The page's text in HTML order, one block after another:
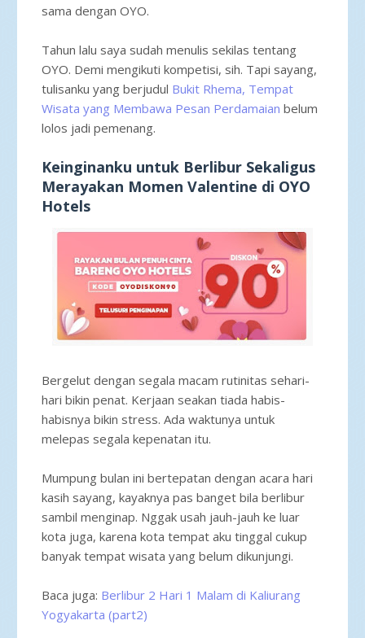
sama dengan OYO.
Tahun lalu saya sudah menulis sekilas tentang
OYO. Demi mengikuti kompetisi, sih. Tapi sayang,
tulisanku yang berjudul Bukit Rhema, Tempat
Wisata yang Membawa Pesan Perdamaian belum
lolos jadi pemenang.
Keinginanku untuk Berlibur Sekaligus
Merayakan Momen Valentine di OYO
Hotels
Bergelut dengan segala macam rutinitas sehari-
hari bikin penat. Kerjaan seakan tiada habis-
habisnya bikin stress. Ada waktunya untuk
melepas segala kepenatan itu.
Mumpung bulan ini bertepatan dengan acara hari
kasih sayang, kayaknya pas banget bila berlibur
sambil menginap. Nggak usah jauh-jauh ke luar
kota juga, karena kota tempat aku tinggal cukup
banyak tempat wisata yang belum dikunjungi.
Baca juga: Berlibur 2 Hari 1 Malam di Kaliurang
Yogyakarta (part2)